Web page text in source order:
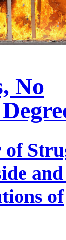
No
of